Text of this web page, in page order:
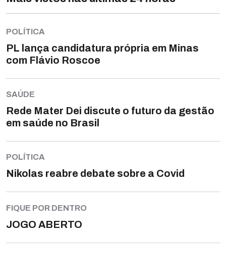
POLÍTICA
PL lança candidatura própria em Minas
com Flávio Roscoe
SAÚDE
Rede Mater Dei discute o futuro da gestão
em saúde no Brasil
POLÍTICA
Nikolas reabre debate sobre a Covid
FIQUE POR DENTRO
JOGO ABERTO